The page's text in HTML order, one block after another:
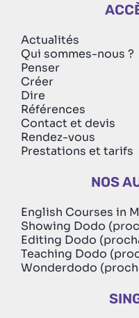
Actualités
Qui sommes-nous ?
Penser
Créer
Dire
Références
Contact et devis
Rendez-vous
Prestations et tarifs
NOS
English Courses in
Showing Dodo
Editing Dodo
Teaching Dodo
Wonderdodo